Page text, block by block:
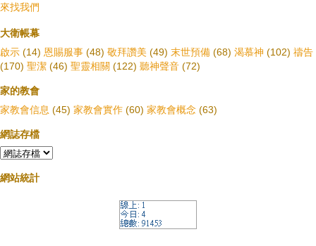
來找我們
大衛帳幕
啟示 (14) 恩賜服事 (48) 敬拜讚美 (49) 末世預備 (68) 渴慕神 (102) 禱告
(170) 聖潔 (46) 聖靈相關 (122) 聽神聲音 (72)
家的教會
家教會信息 (45) 家教會實作 (60) 家教會概念 (63)
網誌存檔
網站統計